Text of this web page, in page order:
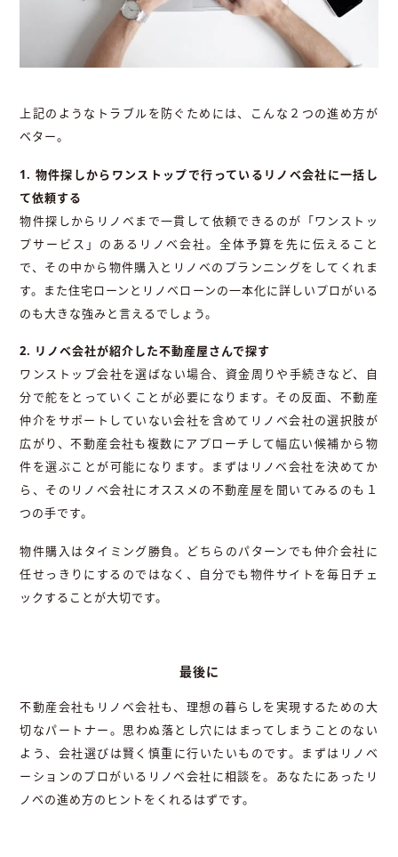
上記のようなトラブルを防ぐためには、こんな２つの進め方が
ベター。
1. 物件探しからワンストップで行っているリノベ会社に一括し
て依頼する
物件探しからリノベまで一貫して依頼できるのが「ワンストッ
プサービス」のあるリノベ会社。全体予算を先に伝えること
で、その中から物件購入とリノベのプランニングをしてくれま
す。また住宅ローンとリノベローンの一本化に詳しいプロがいる
のも大きな強みと言えるでしょう。
2. リノベ会社が紹介した不動産屋さんで探す
ワンストップ会社を選ばない場合、資金周りや手続きなど、自
分で舵をとっていくことが必要になります。その反面、不動産
仲介をサポートしていない会社を含めてリノベ会社の選択肢が
広がり、不動産会社も複数にアプローチして幅広い候補から物
件を選ぶことが可能になります。まずはリノベ会社を決めてか
ら、そのリノベ会社にオススメの不動産屋を聞いてみるのも１
つの手です。
物件購入はタイミング勝負。どちらのパターンでも仲介会社に
任せっきりにするのではなく、自分でも物件サイトを毎日チェ
ックすることが大切です。
最後に
不動産会社もリノベ会社も、理想の暮らしを実現するための大
切なパートナー。思わぬ落とし穴にはまってしまうことのない
よう、会社選びは賢く慎重に行いたいものです。まずはリノベ
ーションのプロがいるリノベ会社に相談を。あなたにあったリ
ノベの進め方のヒントをくれるはずです。